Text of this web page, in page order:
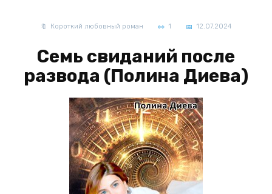
Короткий любовный роман 1 12.07.2024
Семь свиданий после
развода (Полина Диева)